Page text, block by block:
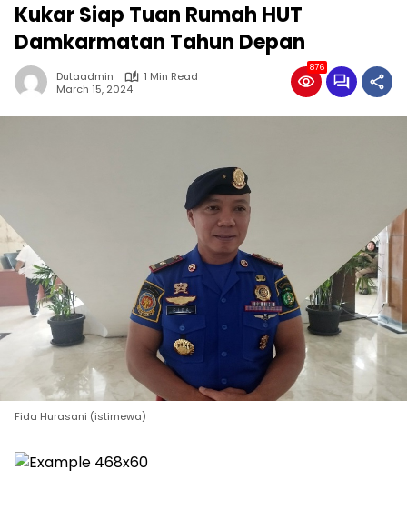
Kukar Siap Tuan Rumah HUT
Damkarmatan Tahun Depan
Dutaadmin
1 Min Read
March 15, 2024
876
Fida Hurasani (istimewa)